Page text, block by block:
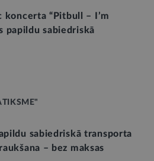
“Pitbull – I’m
papildu sabiedriskā
sabiedriskā transporta
– bez maksas